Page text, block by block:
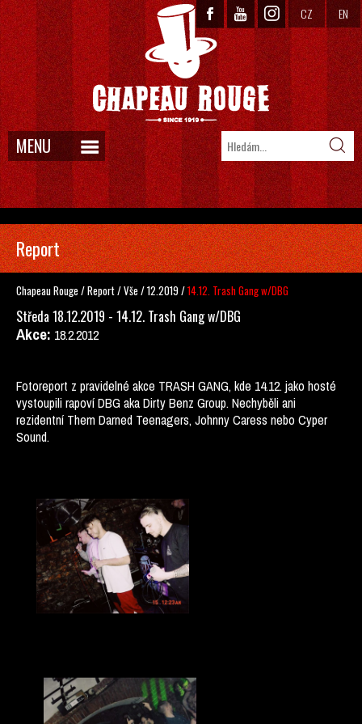
CZ EN
MENU
Report
Chapeau Rouge /Report/Vše /12.2019/14.12. Trash Gang w/DBG
Středa 18.12.2019 - 14.12. Trash Gang w/DBG
Akce: 18.2.2012
Fotoreport z pravidelné akce TRASH GANG, kde 14.12. jako hosté
vystoupili rapoví DBG aka Dirty Benz Group. Nechyběli ani
rezidentní Them Darned Teenagers, Johnny Caress nebo Cyper
Sound.